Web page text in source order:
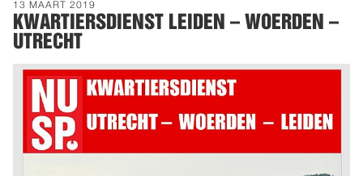
13 MAART 2019
KWARTIERSDIENST LEIDEN – WOERDEN –
UTRECHT